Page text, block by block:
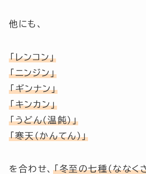
他にも、
「レンコン」
「ニンジン」
「ギンナン」
「キンカン」
「うどん（温飩）」
「寒天（かんてん）」
を合わせ、 「冬至の七種（ななくさ